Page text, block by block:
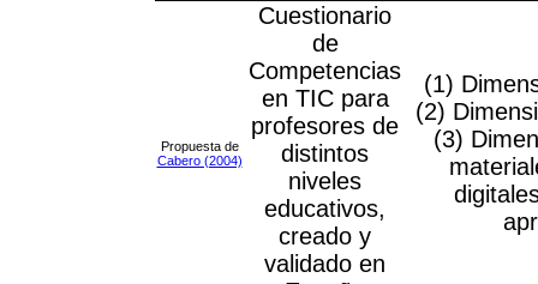
Propuesta de
Cabero (2004)
Cuestionario
de
Competencias
en TIC para
profesores de
distintos
niveles
educativos,
creado y
validado en
(1)
(2)
(3)